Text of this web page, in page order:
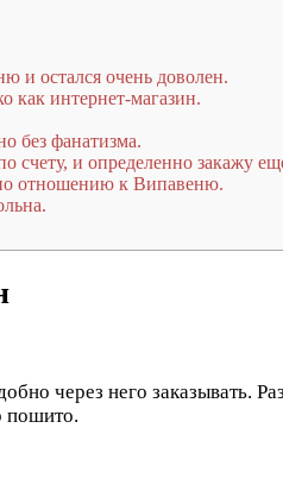
и остался очень доволен.
как интернет-магазин.
без фанатизма.
счету, и определенно закажу
отношению к Випавеню.
через него заказывать.
пошито.